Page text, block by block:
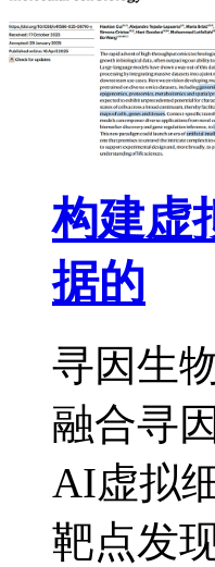
构建虚
据的
寻因生
融合寻
AI虚拟
靶点发